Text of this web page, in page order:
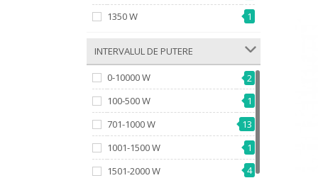
1350 W
1
1600 W
1
­ INTERVALUL DE PUTERE
0-10000 W
2
100-500 W
1
701-1000 W
13
1001-1500 W
1
1501-2000 W
4